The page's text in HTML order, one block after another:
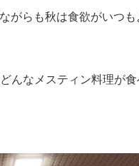
がらも秋は食欲がいつ
んなメスティン料理が